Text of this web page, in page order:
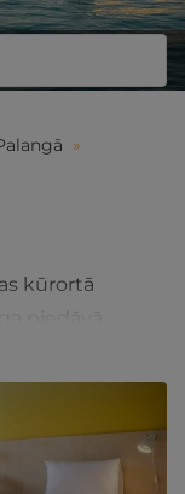
»
kūrortā
piedāvā
bezierunu